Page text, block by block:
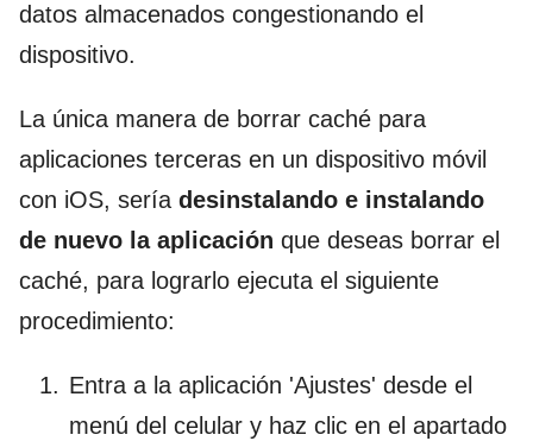
datos almacenados congestionando el
dispositivo.
La única manera de borrar caché para
aplicaciones terceras en un dispositivo móvil
con iOS, sería desinstalando e instalando
de nuevo la aplicación que deseas borrar el
caché, para lograrlo ejecuta el siguiente
procedimiento:
Entra a la aplicación 'Ajustes' desde el
menú del celular y haz clic en el apartado